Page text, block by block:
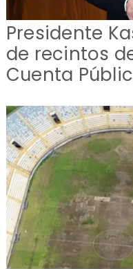
Presidente
de recintos
Cuenta